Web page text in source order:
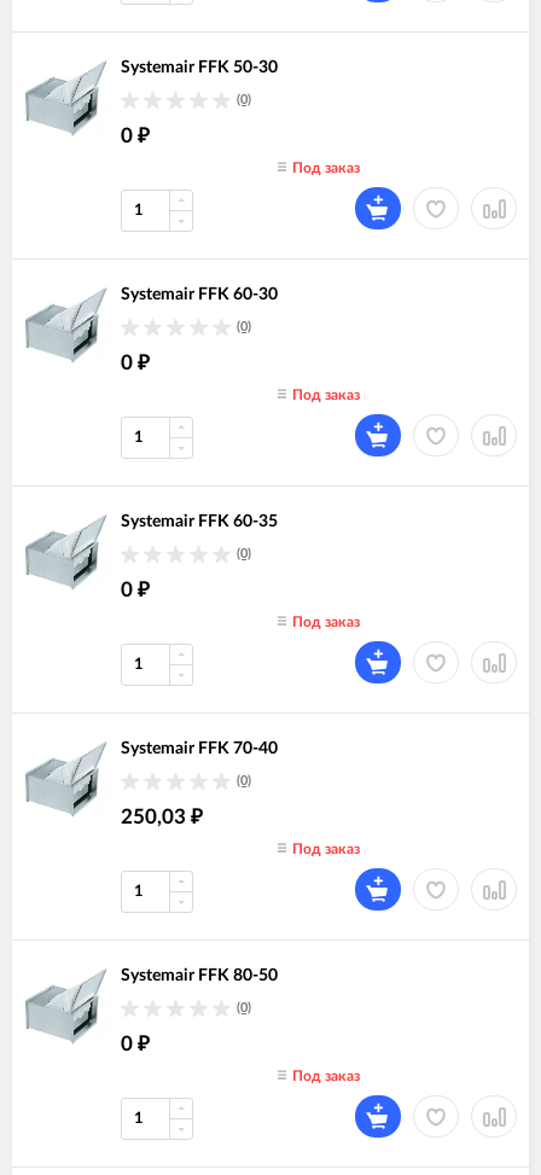
Systemair FFK 50-30
(0)
0 ₽
Под заказ
Systemair FFK 60-30
(0)
0 ₽
Под заказ
Systemair FFK 60-35
(0)
0 ₽
Под заказ
Systemair FFK 70-40
(0)
250,03 ₽
Под заказ
Systemair FFK 80-50
(0)
0 ₽
Под заказ